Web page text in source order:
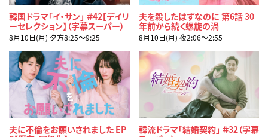
韓国ドラマ「イ・サン」 ＃42【デイリ
ーセレクション】（字幕スーパー）
8月10日(月) 夕方8:25〜9:25
夫を殺したはずなのに 第6話 30
年前から続く螺旋の渦
8月10日(月) 夜2:06〜2:55
夫に不倫をお願いされました EP
韓流ドラマ「結婚契約」 ＃32（字幕